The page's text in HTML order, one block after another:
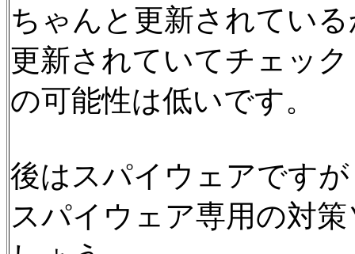
ちゃんと更新されてい
更新されていてチェッ
の可能性は低いです。
後はスパイウェアです
スパイウェア専用の対